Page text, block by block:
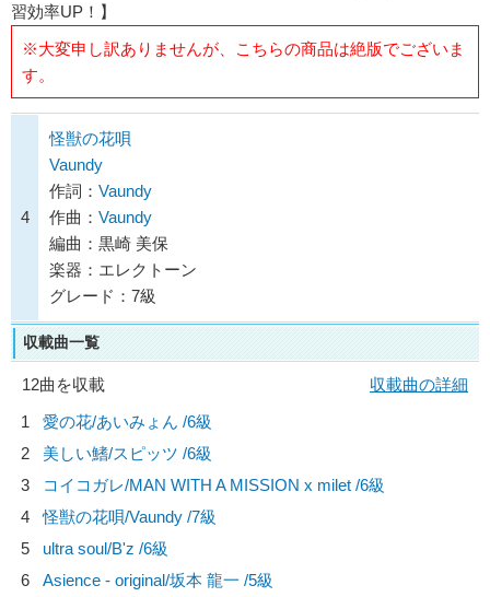
習効率UP！】
※大変申し訳ありませんが、こちらの商品は絶版でございま
す。
4
怪獣の花唄
Vaundy
作詞： Vaundy
作曲： Vaundy
編曲：黒崎 美保
楽器：エレクトーン
グレード：7級
収載曲一覧
12曲を収載
収載曲の詳細
1
愛の花/あいみょん /6級
2
美しい鰭/スピッツ /6級
3
コイコガレ/MAN WITH A MISSION x milet /6級
4
怪獣の花唄/Vaundy /7級
5
ultra soul/B'z /6級
6
Asience - original/坂本 龍一 /5級